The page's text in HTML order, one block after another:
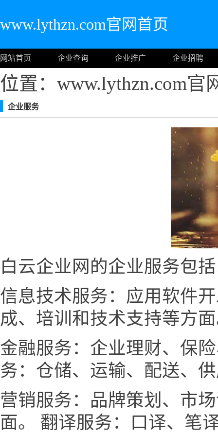
www.lythzn.com官网首页
网站首页 企业查询 企业推广 企业招聘
位置：www.lythzn.com官
企业服务
白云企业网的企业服务包
信息技术服务：应用软件
成、培训和技术支持等方
金融服务：企业理财、保
务：仓储、运输、配送、
营销服务：品牌策划、市
面。 翻译服务：口译、笔